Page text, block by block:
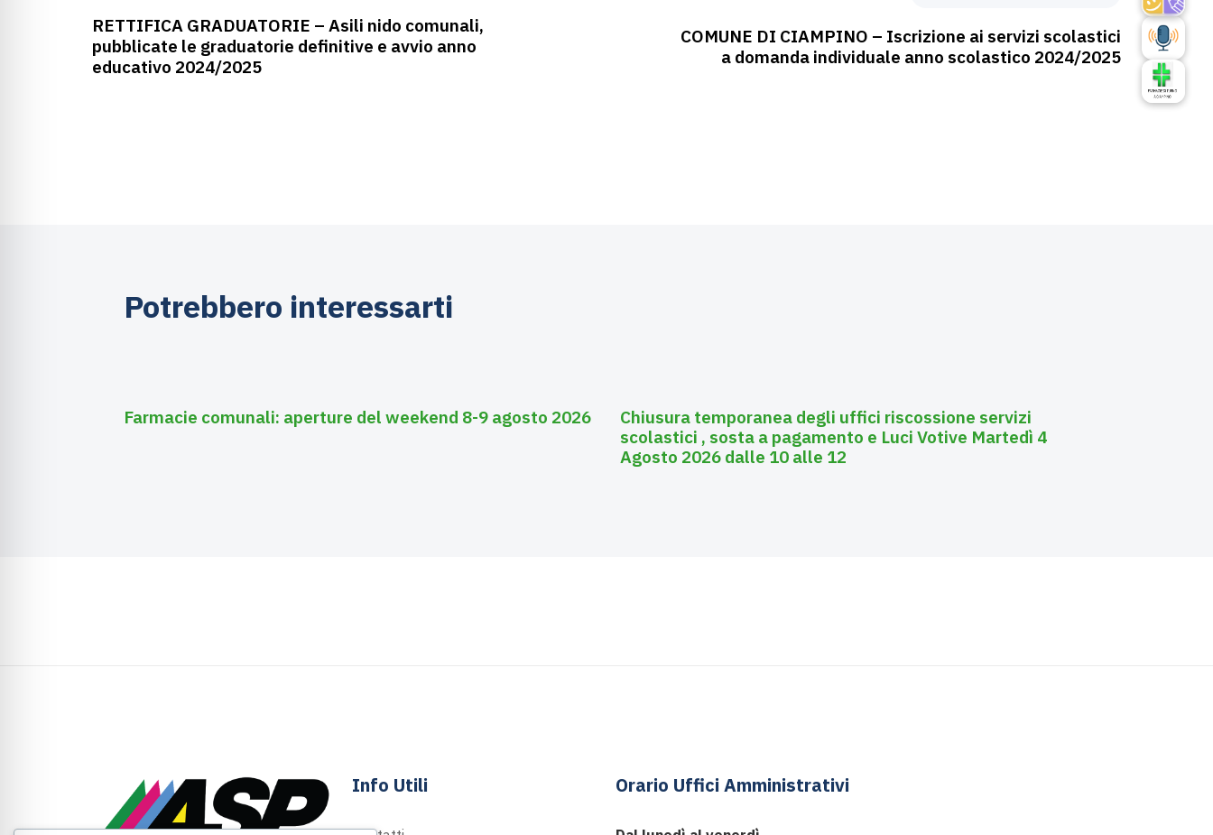
RETTIFICA GRADUATORIE – Asili nido comunali,
pubblicate le graduatorie definitive e avvio anno
educativo 2024/2025
COMUNE DI CIAMPINO – Iscrizione ai servizi scolastici
a domanda individuale anno scolastico 2024/2025
Potrebbero interessarti
Farmacie comunali: aperture del weekend 8-9 agosto 2026
Chiusura temporanea degli uffici riscossione servizi
scolastici , sosta a pagamento e Luci Votive Martedì 4
Agosto 2026 dalle 10 alle 12
Info Utili Orario Uffici Amministrativi